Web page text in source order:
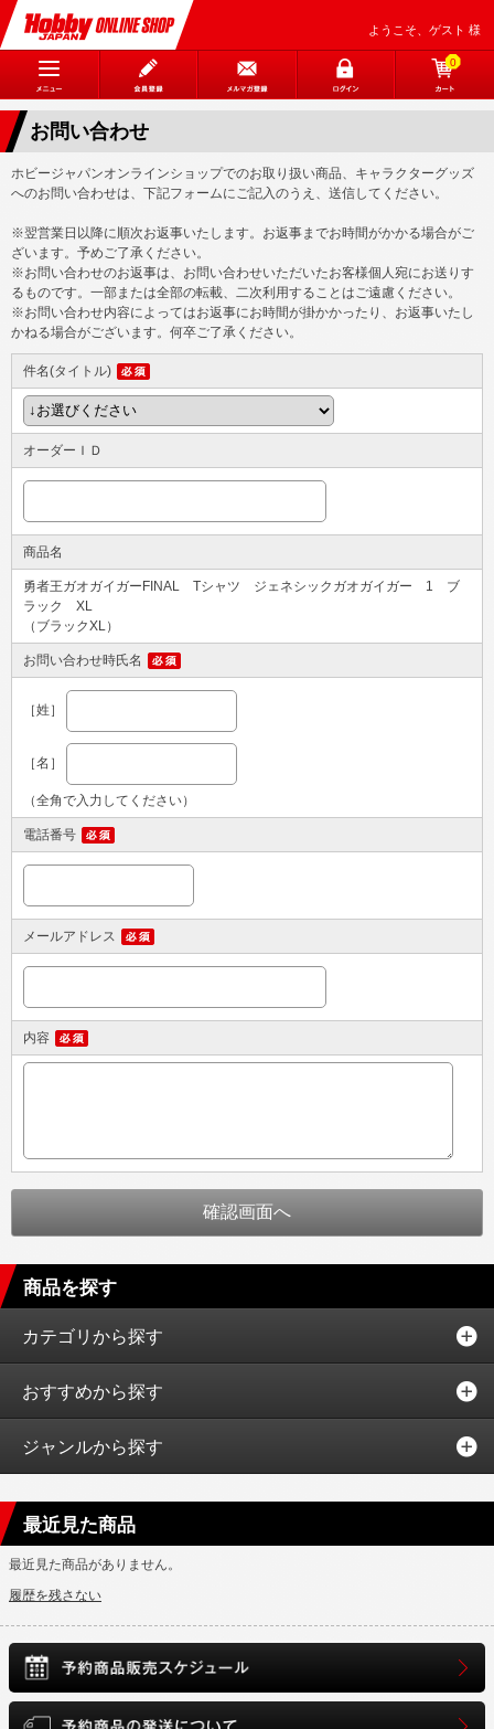
ようこそ、ゲスト 様
0
お問い合わせ
ホビージャパンオンラインショップでのお取り扱い商品、キャラクターグッズ
へのお問い合わせは、下記フォームにご記入のうえ、送信してください。
※翌営業日以降に順次お返事いたします。お返事までお時間がかかる場合がご
ざいます。予めご了承ください。
※お問い合わせのお返事は、お問い合わせいただいたお客様個人宛にお送りす
るものです。一部または全部の転載、二次利用することはご遠慮ください。
※お問い合わせ内容によってはお返事にお時間が掛かかったり、お返事いたし
かねる場合がございます。何卒ご了承ください。
件名(タイトル)
オーダーＩＤ
商品名
勇者王ガオガイガーFINAL Tシャツ ジェネシックガオガイガー 1 ブ
ラック XL
（ブラックXL）
お問い合わせ時氏名
［姓］
［名］
（全角で入力してください）
電話番号
メールアドレス
内容
商品を探す
カテゴリから探す
おすすめから探す
ジャンルから探す
最近見た商品
最近見た商品がありません。
履歴を残さない